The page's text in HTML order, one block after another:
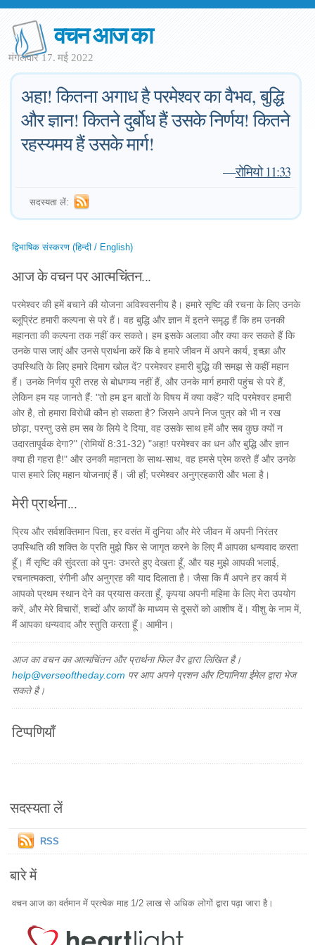
वचन आज का
मंगलवार 17. मई 2022
अहा! कितना अगाध है परमेश्‍वर का वैभव, बुद्धि
और ज्ञान! कितने दुर्बोध हैं उसके निर्णय! कितने
रहस्‍यमय हैं उसके मार्ग!
—रोमियो 11:33
सदस्यता लें:
द्विभाषिक संस्करण (हिन्दी / English)
आज के वचन पर आत्मचिंतन...
परमेश्वर की हमें बचाने की योजना अविश्वसनीय है। हमारे सृष्टि की रचना के लिए उनके
ब्लूप्रिंट हमारी कल्पना से परे हैं। वह बुद्धि और ज्ञान में इतने समृद्ध हैं कि हम उनकी
महानता की कल्पना तक नहीं कर सकते। हम इसके अलावा और क्या कर सकते हैं कि
उनके पास जाएं और उनसे प्रार्थना करें कि वे हमारे जीवन में अपने कार्य, इच्छा और
उपस्थिति के लिए हमारे दिमाग खोल दें? परमेश्वर हमारी बुद्धि की समझ से कहीं महान
हैं। उनके निर्णय पूरी तरह से बोधगम्य नहीं हैं, और उनके मार्ग हमारी पहुंच से परे हैं,
लेकिन हम यह जानते हैं: "तो हम इन बातों के विषय में क्या कहें? यदि परमेश्वर हमारी
ओर है, तो हमारा विरोधी कौन हो सकता है? जिसने अपने निज पुत्र को भी न रख
छोड़ा, परन्तु उसे हम सब के लिये दे दिया, वह उसके साथ हमें और सब कुछ क्यों न
उदारतापूर्वक देगा?" (रोमियों 8:31-32) "अहा! परमेश्वर का धन और बुद्धि और ज्ञान
क्या ही गहरा है!" और उनकी महानता के साथ-साथ, वह हमसे प्रेम करते हैं और उनके
पास हमारे लिए महान योजनाएं हैं। जी हाँ; परमेश्वर अनुग्रहकारी और भला है।
मेरी प्रार्थना...
प्रिय और सर्वशक्तिमान पिता, हर वसंत में दुनिया और मेरे जीवन में अपनी निरंतर
उपस्थिति की शक्ति के प्रति मुझे फिर से जागृत करने के लिए मैं आपका धन्यवाद करता
हूँ। मैं सृष्टि की सुंदरता को पुनः उभरते हुए देखता हूँ, और यह मुझे आपकी भलाई,
रचनात्मकता, रंगीनी और अनुग्रह की याद दिलाता है। जैसा कि मैं अपने हर कार्य में
आपको प्रथम स्थान देने का प्रयास करता हूँ, कृपया अपनी महिमा के लिए मेरा उपयोग
करें, और मेरे विचारों, शब्दों और कार्यों के माध्यम से दूसरों को आशीष दें। यीशु के नाम में,
मैं आपका धन्यवाद और स्तुति करता हूँ। आमीन।
आज का वचन का आत्मचिंतन और प्रार्थना फिल वैर द्वारा लिखित है।
help@verseoftheday.com पर आप अपने प्रशन और टिपानिया ईमेल द्वारा भेज
सकते है।
टिप्पणियाँ
सदस्यता लें
RSS
बारे में
वचन आज का वर्तमान में प्रत्येक माह 1/2 लाख से अधिक लोगों द्वारा पढ़ा जारा है।